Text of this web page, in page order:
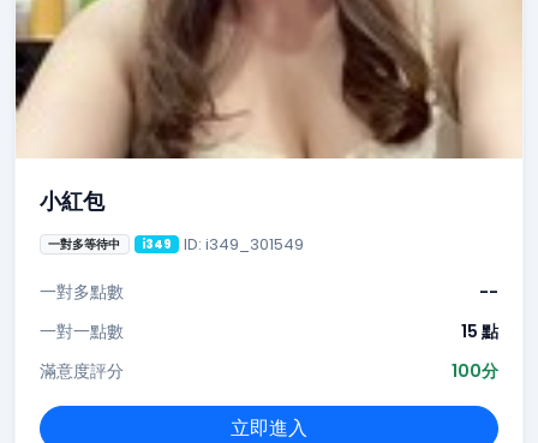
小紅包
一對多等待中 i349 ID: i349_301549
一對多點數
--
一對一點數
15 點
滿意度評分
100分
立即進入